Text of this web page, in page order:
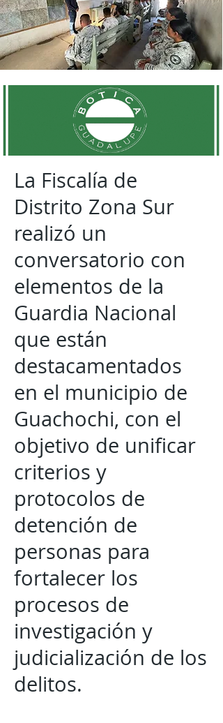
La Fiscalía de
Distrito Zona Sur
realizó un
conversatorio con
elementos de la
Guardia Nacional
que están
destacamentados
en el municipio de
Guachochi, con el
objetivo de unificar
criterios y
protocolos de
detención de
personas para
fortalecer los
procesos de
investigación y
judicialización de los
delitos.